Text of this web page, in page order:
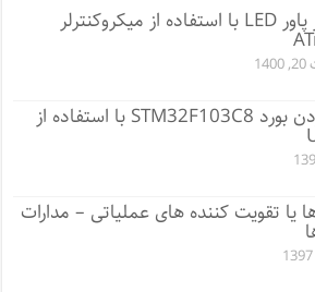
مدار دیمر پاور LED با استفاده از میکروکنترلر
پروگرم کردن بورد STM32F103C8 با استفاده از
یا تقویت کننده های عملیاتی – مدارات